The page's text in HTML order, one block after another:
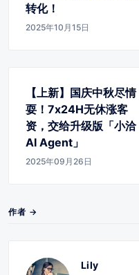
转化！
2025年10月15日
【上新】国庆中秋尽情
耍！7x24H无休涨客
资，交给升级版「小洽
AI Agent」
2025年09月26日
作者 →
Lily